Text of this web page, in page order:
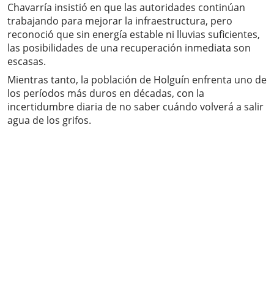
Chavarría insistió en que las autoridades continúan
trabajando para mejorar la infraestructura, pero
reconoció que sin energía estable ni lluvias suficientes,
las posibilidades de una recuperación inmediata son
escasas.
Mientras tanto, la población de Holguín enfrenta uno de
los períodos más duros en décadas, con la
incertidumbre diaria de no saber cuándo volverá a salir
agua de los grifos.